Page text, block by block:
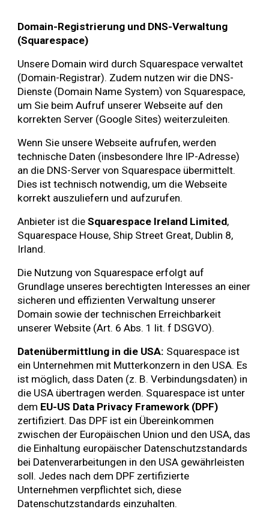
Domain-Registrierung und DNS-Verwaltung
(Squarespace)
Unsere Domain wird durch Squarespace verwaltet
(Domain-Registrar). Zudem nutzen wir die DNS-
Dienste (Domain Name System) von Squarespace,
um Sie beim Aufruf unserer Webseite auf den
korrekten Server (Google Sites) weiterzuleiten.
Wenn Sie unsere Webseite aufrufen, werden
technische Daten (insbesondere Ihre IP-Adresse)
an die DNS-Server von Squarespace übermittelt.
Dies ist technisch notwendig, um die Webseite
korrekt auszuliefern und aufzurufen.
Anbieter ist dieSquarespace Ireland Limited,
Squarespace House, Ship Street Great, Dublin 8,
Irland.
Die Nutzung von Squarespace erfolgt auf
Grundlage unseres berechtigten Interesses an einer
sicheren und effizienten Verwaltung unserer
Domain sowie der technischen Erreichbarkeit
unserer Website (Art. 6 Abs. 1 lit. f DSGVO).
Datenübermittlung in die USA: Squarespace ist
ein Unternehmen mit Mutterkonzern in den USA. Es
ist möglich, dass Daten (z. B. Verbindungsdaten) in
die USA übertragen werden. Squarespace ist unter
dem EU-US Data Privacy Framework (DPF)
zertifiziert. Das DPF ist ein Übereinkommen
zwischen der Europäischen Union und den USA, das
die Einhaltung europäischer Datenschutzstandards
bei Datenverarbeitungen in den USA gewährleisten
soll. Jedes nach dem DPF zertifizierte
Unternehmen verpflichtet sich, diese
Datenschutzstandards einzuhalten.